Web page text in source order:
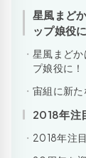
星風まど
ップ娘役
星風まど
プ娘役に！
宙組に新た
2018年注
2018年注